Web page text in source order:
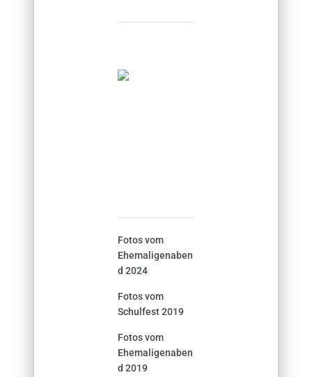
Fotos vom
Ehemaligenaben
d 2024
Fotos vom
Schulfest 2019
Fotos vom
Ehemaligenaben
d 2019